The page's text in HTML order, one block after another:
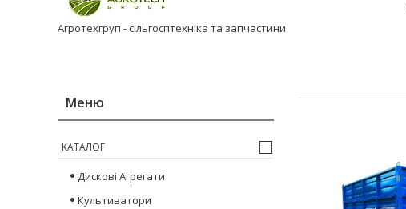
Агротехгруп - сільгосптехніка та запчастини
КАТАЛОГ
Дискові Агрегати
Культиватори